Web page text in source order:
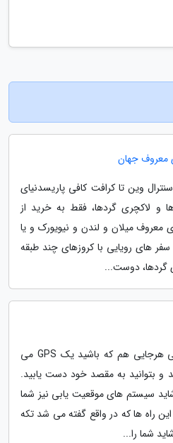
معروف جهان
وین تا کرافت کافی پاریسدنیای
لاکچری گردها، فقط به خرید از
میلان و لندن و نیویورک و یا
های رویایی با کروزهای چند طبقه
گردها، دوست...
شاید بتوان گفت در دنیای فعلی هرجایی هم که باشید یک GPS می
و بتوانید به مقصد خود دست یابید.
سیستم های موقعیت یابی نیز شما
راه ها که در واقع گفته می شد تکه
شما را...